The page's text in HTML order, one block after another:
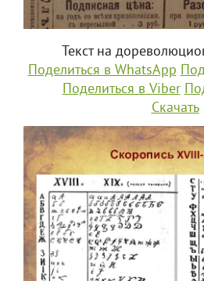
Текст на
Поделиться в WhatsApp
Поделиться в Viber
Скачать